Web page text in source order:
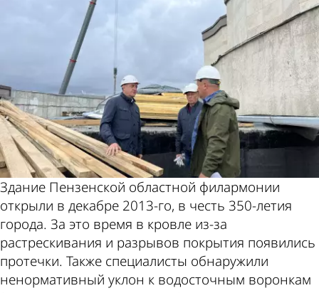
Здание Пензенской областной филармонии
открыли в декабре 2013-го, в честь 350-летия
города. За это время в кровле из-за
растрескивания и разрывов покрытия появились
протечки. Также специалисты обнаружили
ненормативный уклон к водосточным воронкам